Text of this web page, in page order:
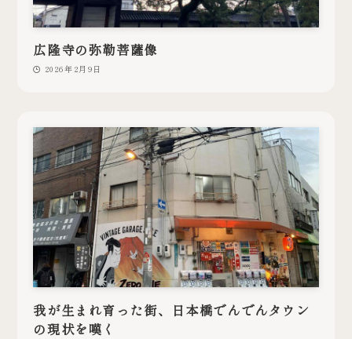
広隆寺の弥勒菩薩像
2026年2月9日
我が生まれ育った街、日本橋でんでんタウン
の現状を嘆く